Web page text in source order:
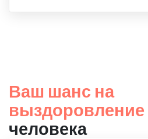
Ваш шанс на
выздоровление
человека